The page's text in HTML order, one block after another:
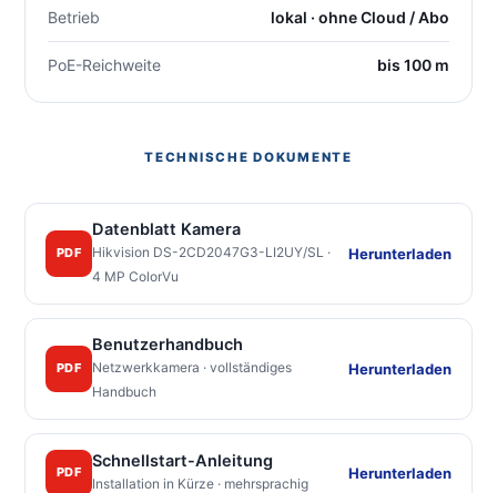
Betrieb lokal · ohne Cloud / Abo
PoE-Reichweite bis 100 m
TECHNISCHE DOKUMENTE
PDF
Datenblatt Kamera
Hikvision DS-2CD2047G3-LI2UY/SL ·
4 MP ColorVu
Herunterladen
PDF
Benutzerhandbuch
Netzwerkkamera · vollständiges
Handbuch
Herunterladen
PDF
Schnellstart-Anleitung
Installation in Kürze · mehrsprachig
Herunterladen